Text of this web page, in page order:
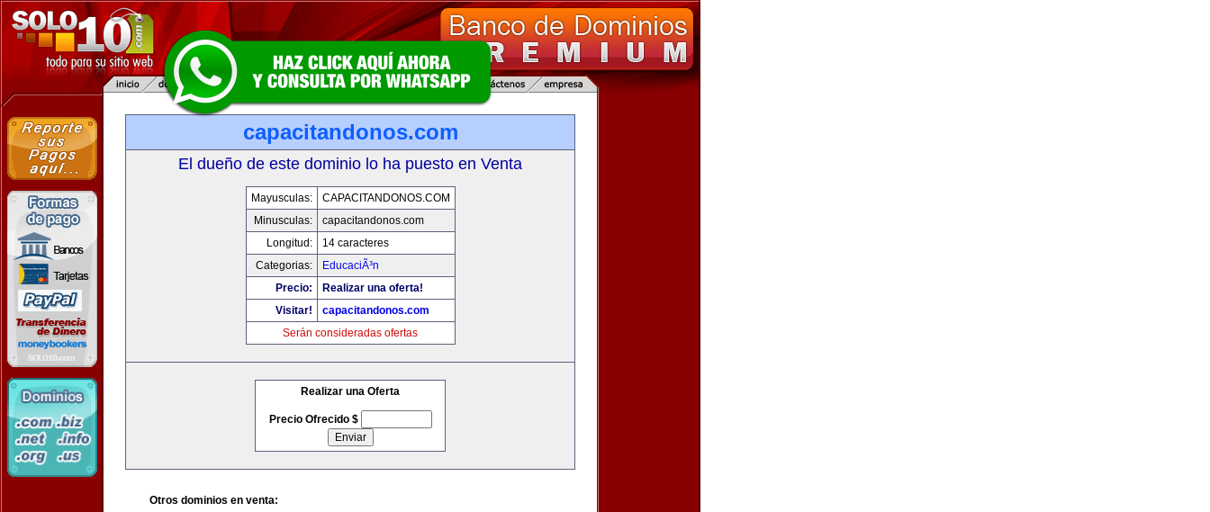
capacitandonos.com
El dueño de este dominio lo ha puesto en Venta
Mayusculas:
CAPACITANDONOS.COM
Minusculas:
capacitandonos.com
Longitud:
14 caracteres
Categorias:
EducaciÃ³n
Precio:
Realizar una oferta!
Visitar!
capacitandonos.com
Serán consideradas ofertas
Realizar una Oferta
Precio Ofrecido $
Otros dominios en venta: